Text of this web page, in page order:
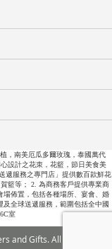
，南美厄瓜多爾玫瑰，泰國萬代
設計之花朿，花籃，節日美食美
遞服務之專門店」提供數百款鮮花
籃等； 2. 為商務客戶提供專業商
場佈置，包括各種場所、宴會、婚
全球送遞服務，範圍包括全中國
室
and Gifts. All rights